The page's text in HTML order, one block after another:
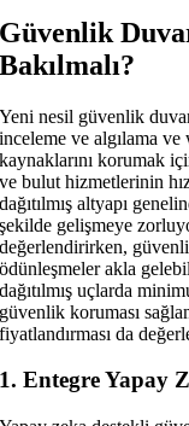
Güvenlik
Bakılmalı?
Yeni nesil güvenlik
inceleme ve algılama
kaynaklarını korumak
ve bulut hizmetlerinin
dağıtılmış altyapı
şekilde gelişmeye
değerlendirirken,
ödünleşmeler akla
dağıtılmış uçlarda
güvenlik koruması
fiyatlandırması da
1. Entegre Yapay